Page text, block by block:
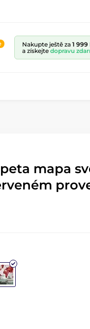
Nakupte ještě za 1 999
a získejte dopravu
mapa